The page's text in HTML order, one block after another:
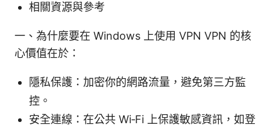
相關資源與參考
一、為什麼要在 Windows 上使用 VPN VPN 的核
心價值在於：
隱私保護：加密你的網路流量，避免第三方監
控。
安全連線：在公共 Wi‑Fi 上保護敏感資訊，如登